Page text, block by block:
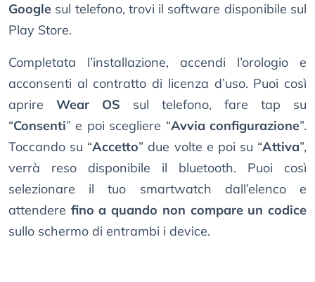
Google sul telefono, trovi il software disponibile sul
Play Store.
Completata l’installazione, accendi l’orologio e
acconsenti al contratto di licenza d’uso. Puoi così
aprire Wear OS sul telefono, fare tap su
“Consenti” e poi scegliere “Avvia configurazione”.
Toccando su “Accetto” due volte e poi su “Attiva”,
verrà reso disponibile il bluetooth. Puoi così
selezionare il tuo smartwatch dall’elenco e
attendere fino a quando non compare un codice
sullo schermo di entrambi i device.